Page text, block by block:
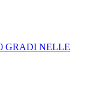
GRADI NELLE